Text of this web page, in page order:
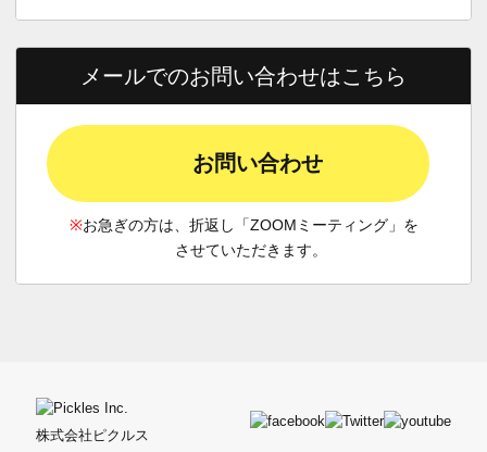
メールでのお問い合わせはこちら
お問い合わせ
※お急ぎの方は、折返し「ZOOMミーティング」を
させていただきます。
株式会社ピクルス